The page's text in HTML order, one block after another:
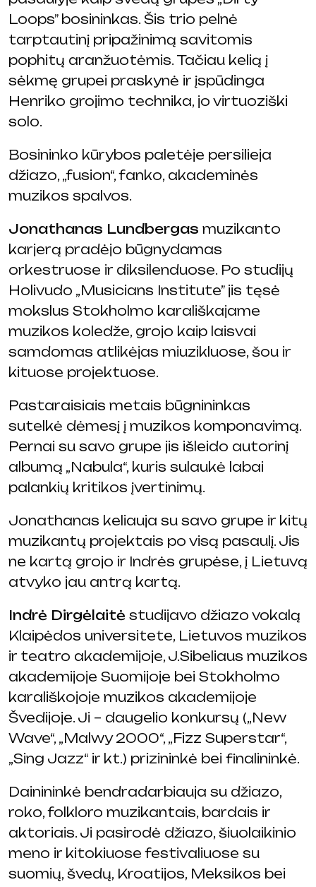
Loops” bosininkas. Šis trio pelnė
tarptautinį pripažinimą savitomis
pophitų aranžuotėmis. Tačiau kelią į
sėkmę grupei praskynė ir įspūdinga
Henriko grojimo technika, jo virtuoziški
solo.
Bosininko kūrybos paletėje persilieja
džiazo, „fusion“, fanko, akademinės
muzikos spalvos.
Jonathanas Lundbergas muzikanto
karjerą pradėjo būgnydamas
orkestruose ir diksilenduose. Po studijų
Holivudo „Musicians Institute” jis tęsė
mokslus Stokholmo karališkajame
muzikos koledže, grojo kaip laisvai
samdomas atlikėjas miuzikluose, šou ir
kituose projektuose.
Pastaraisiais metais būgnininkas
sutelkė dėmesį į muzikos komponavimą.
Pernai su savo grupe jis išleido autorinį
albumą „Nabula“, kuris sulaukė labai
palankių kritikos įvertinimų.
Jonathanas keliauja su savo grupe ir kitų
muzikantų projektais po visą pasaulį. Jis
ne kartą grojo ir Indrės grupėse, į Lietuvą
atvyko jau antrą kartą.
Indrė Dirgėlaitė studijavo džiazo vokalą
Klaipėdos universitete, Lietuvos muzikos
ir teatro akademijoje, J.Sibeliaus muzikos
akademijoje Suomijoje bei Stokholmo
karališkojoje muzikos akademijoje
Švedijoje. Ji – daugelio konkursų („New
Wave“, „Malwy 2000“, „Fizz Superstar“,
„Sing Jazz“ ir kt.) prizininkė bei finalininkė.
Dainininkė bendradarbiauja su džiazo,
roko, folkloro muzikantais, bardais ir
aktoriais. Ji pasirodė džiazo, šiuolaikinio
meno ir kitokiuose festivaliuose su
suomių, švedų, Kroatijos, Meksikos bei